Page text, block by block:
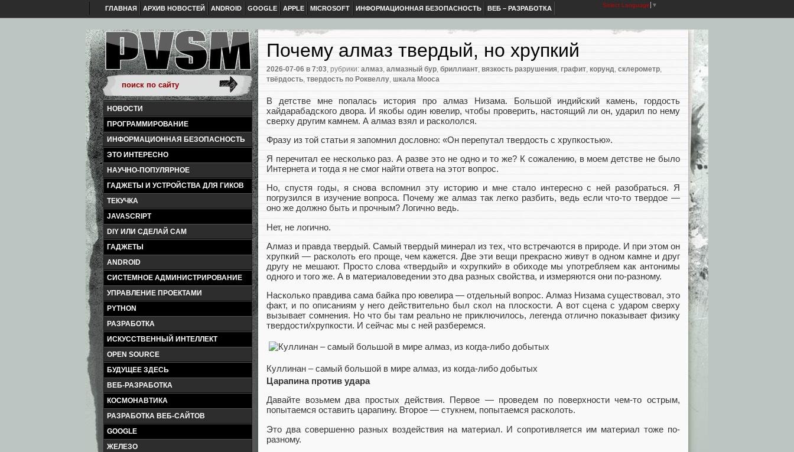
ГЛАВНАЯ АРХИВ НОВОСТЕЙ ANDROID GOOGLE APPLE MICROSOFT ИНФОРМАЦИОННАЯ БЕЗОПАСНОСТЬ ВЕБ – РАЗРАБОТКА Select Language ▼
НОВОСТИ
ПРОГРАММИРОВАНИЕ
ИНФОРМАЦИОННАЯ БЕЗОПАСНОСТЬ
ЭТО ИНТЕРЕСНО
НАУЧНО-ПОПУЛЯРНОЕ
ГАДЖЕТЫ И УСТРОЙСТВА ДЛЯ ГИКОВ
ТЕКУЧКА
JAVASCRIPT
DIY ИЛИ СДЕЛАЙ САМ
ГАДЖЕТЫ
ANDROID
СИСТЕМНОЕ АДМИНИСТРИРОВАНИЕ
УПРАВЛЕНИЕ ПРОЕКТАМИ
PYTHON
РАЗРАБОТКА
ИСКУССТВЕННЫЙ ИНТЕЛЛЕКТ
OPEN SOURCE
БУДУЩЕЕ ЗДЕСЬ
ВЕБ-РАЗРАБОТКА
КОСМОНАВТИКА
РАЗРАБОТКА ВЕБ-САЙТОВ
GOOGLE
ЖЕЛЕЗО
Почему алмаз твердый, но хрупкий
2026-07-06 в 7:03, рубрики: алмаз, алмазный бур, бриллиант, вязкость разрушения, графит, корунд, склерометр,
твёрдость, твердость по Роквеллу, шкала Мооса
В детстве мне попалась история про алмаз Низама. Большой индийский камень, гордость
хайдарабадского двора. И якобы один ювелир, чтобы проверить, настоящий ли он, ударил по нему
сверху другим камнем. А алмаз взял и раскололся.
Фразу из той статьи я запомнил дословно: «Он перепутал твердость с хрупкостью».
Я перечитал ее несколько раз. А разве это не одно и то же? К сожалению, в моем детстве не было
Интернета и тогда я не смог найти ответа на этот вопрос.
Но, спустя годы, я снова вспомнил эту историю и мне стало интересно с ней разобраться. Я
погрузился в изучение вопроса. Почему же алмаз так легко разбить, ведь если что-то твердое —
оно же должно быть и прочным? Логично ведь.
Нет, не логично.
Алмаз и правда твердый. Самый твердый минерал из тех, что встречаются в природе. И при этом он
хрупкий — расколоть его проще, чем кажется. Две эти вещи прекрасно живут в одном камне и друг
другу не мешают. Просто слова «твердый» и «хрупкий» в обиходе мы употребляем как антонимы
одного и того же. А в материаловедении это два разных свойства, и измеряются они по-разному.
Насколько правдива сама байка про ювелира — отдельный вопрос. Алмаз Низама существовал, это
факт, и по описаниям у него действительно был скол на плоскости. А вот сцена с ударом сверху
вызывает сомнения. Но что бы там реально не приключилось, легенда отлично показывает физику
твердости/хрупкости. И сейчас мы с ней разберемся.
Куллинан – самый большой в мире алмаз, из когда-либо добытых
Царапина против удара
Давайте возьмем два простых действия. Первое — проведем по поверхности чем-то острым,
попытаемся оставить царапину. Второе — стукнем, попытаемся расколоть.
Это два совершенно разных воздействия на материал. И сопротивляется им материал тоже по-
разному.